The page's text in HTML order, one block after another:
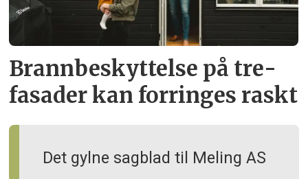
Brann­beskyttelse på tre­
fasader kan forringes raskt
Det gylne sagblad til Meling AS